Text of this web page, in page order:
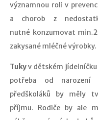
významnou roli v
a chorob z
nutné konzumovat
zakysané mléčné výrobky.
Tukyv dětském
potřeba od narození
předškoláků by měly
příjmu. Rodiče by ale